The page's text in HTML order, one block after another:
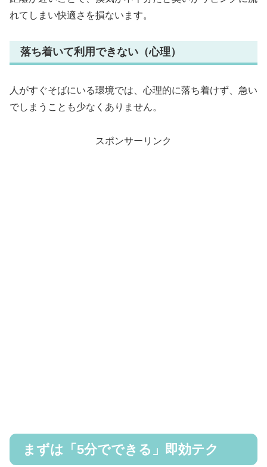
れてしまい快適さを損ないます。
落ち着いて利用できない（心理）
人がすぐそばにいる環境では、心理的に落ち着けず、急い
でしまうことも少なくありません。
スポンサーリンク
まずは「5分でできる」即効テク